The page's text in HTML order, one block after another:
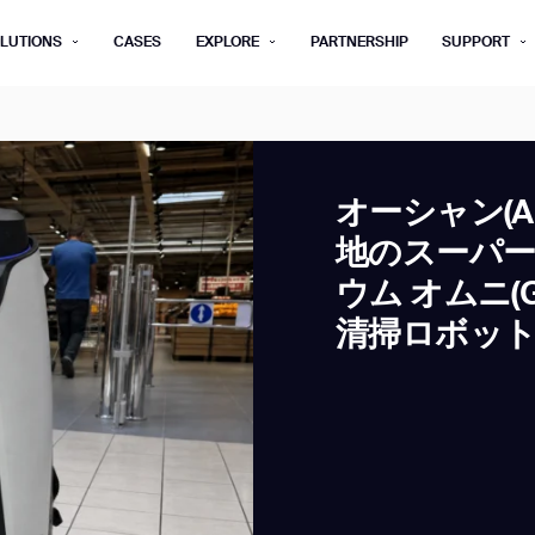
CASES EXPLORE PARTNERSHIP SUPPORT
オーシャン
地のスーパ
ウム オムニ
清掃ロボッ
Step 1/2
type of business you’d like to
A DISTRIBUTOR
A DISTRIBUTOR
NEXT STEP
NEXT STEP
Last name*
Job title* Phone